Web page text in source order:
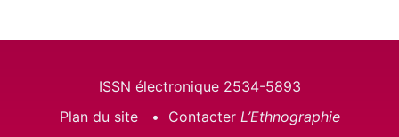
ISSN électronique 2534-5893
Plan du site
Contacter L’Ethnographie